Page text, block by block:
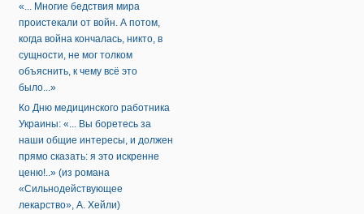
«... Многие бедствия мира
проистекали от войн. А потом,
когда война кончалась, никто, в
сущности, не мог толком
объяснить, к чему всё это
было...»
Ко Дню медицинского работника
Украины: «... Вы боретесь за
наши общие интересы, и должен
прямо сказать: я это искренне
ценю!..» (из романа
«Сильнодействующее
лекарство», А. Хейли)